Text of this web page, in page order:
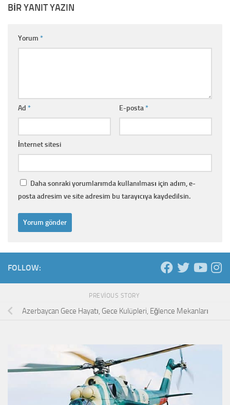
BIR YANIT YAZIN
Yorum *
Ad * E-posta*
İnternet sitesi
Daha sonraki yorumlarımda kullanılması için adım, e-
posta adresim ve site adresim bu tarayıcıya kaydedilsin.
FOLLOW:
PREVIOUS STORY
Azerbaycan Gece Hayatı, Gece Kulüpleri, Eğlence Mekanları